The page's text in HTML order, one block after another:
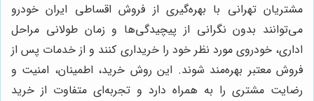
مشتریان تهرانی با بهره‌گیری از فروش اقساطی ایران خودرو
می‌توانند بدون نگرانی از پیچیدگی‌ها و زمان طولانی مراحل
اداری، خودروی مورد نظر خود را خریداری کنند و از خدمات پس از
فروش معتبر بهره‌مند شوند. این روش خرید، اطمینان، امنیت و
رضایت مشتری را به همراه دارد و تجربه‌ای متفاوت از خرید